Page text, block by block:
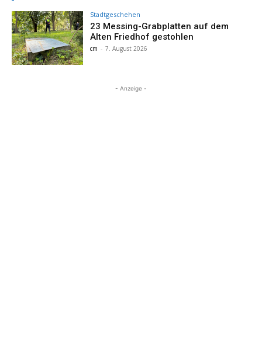
Stadtgeschehen
23 Messing-Grabplatten auf dem
Alten Friedhof gestohlen
cm - 7. August 2026
- Anzeige -